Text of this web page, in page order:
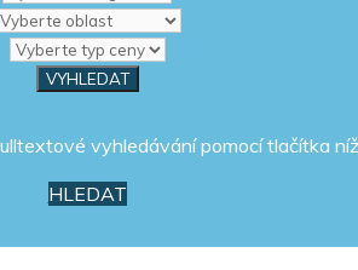
vyhledávání pomocí tlačítka
HLEDAT